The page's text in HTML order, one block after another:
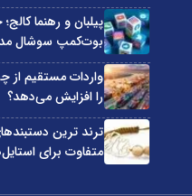
پیلبان و رهنما
بوت‌کمپ سوشال
واردات مستقیم
را افزایش می‌دهد؟
ترند ترین
متفاوت برای